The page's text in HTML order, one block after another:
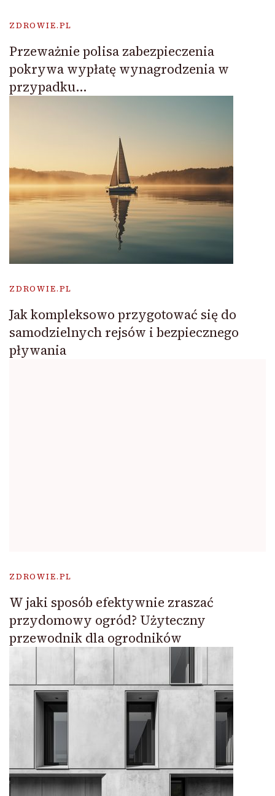
ZDROWIE.PL
Przeważnie polisa zabezpieczenia
pokrywa wypłatę wynagrodzenia w
przypadku…
ZDROWIE.PL
Jak kompleksowo przygotować się do
samodzielnych rejsów i bezpiecznego
pływania
ZDROWIE.PL
W jaki sposób efektywnie zraszać
przydomowy ogród? Użyteczny
przewodnik dla ogrodników